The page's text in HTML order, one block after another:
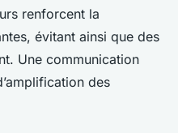
renforcent la
évitant ainsi que des
Une communication
des